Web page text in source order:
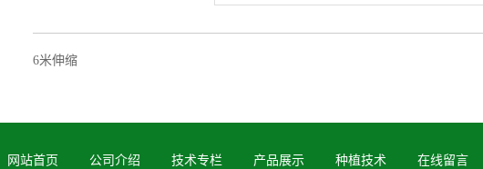
6米伸缩
网站首页 公司介绍 技术专栏 产品展示 种植技术 在线留言